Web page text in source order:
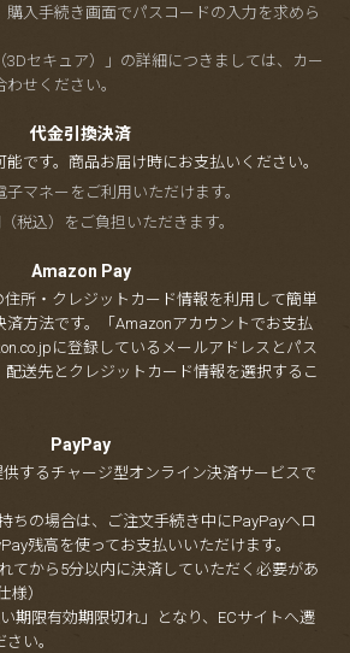
購入手続き画面でパスコードの入力を求めら
3Dセキュア）」の詳細につきましては、カー
せください。
代金引換決済
です。商品お届け時にお支払いください。
マネーをご利用いただけます。
税込）をご負担いただきます。
Amazon Pay
住所・クレジットカード情報を利用して簡単
済方法です。「Amazonアカウントでお支払
に登録しているメールアドレスとパス
配送先とクレジットカード情報を選択するこ
PayPay
するチャージ型オンライン決済サービスで
ちの場合は、ご注文手続き中にPayPayへロ
残高を使ってお支払いいただけます。
てから5分以内に決済していただく必要があ
様）
期限有効期限切れ」となり、ECサイトへ遷
い。